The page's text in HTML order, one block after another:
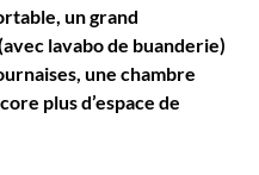
un grand
lavabo de buanderie)
une chambre
plus d’espace de